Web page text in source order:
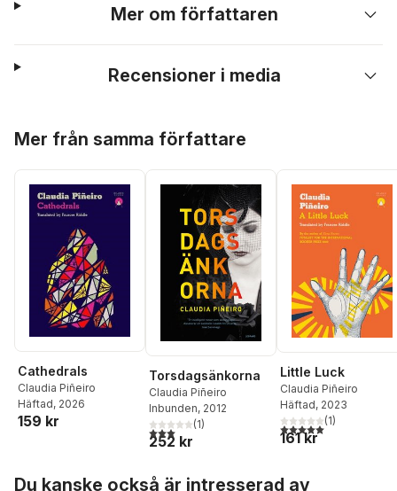
Mer om författaren
Recensioner i media
Mer från samma författare
Cathedrals
Claudia Piñeiro
Häftad, 2026
159 kr
Torsdagsänkorna
Claudia Piñeiro
Inbunden, 2012
3,0utav 5 stjärnor. Totalt antal röster:
(1)
252 kr
Little Luck
Claudia Piñeiro
Häftad, 2023
5,0utav 5 stjärnor.
(1)
161 kr
Du kanske också är intresserad av